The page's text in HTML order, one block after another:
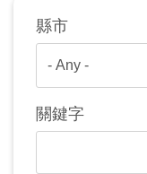
縣市
關鍵字